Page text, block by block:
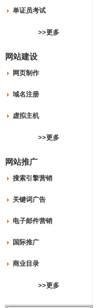
单证员考试
>>更多
网站建设
网页制作
域名注册
虚拟主机
>>更多
网站推广
搜索引擎营销
关键词广告
电子邮件营销
国际推广
商业目录
>>更多